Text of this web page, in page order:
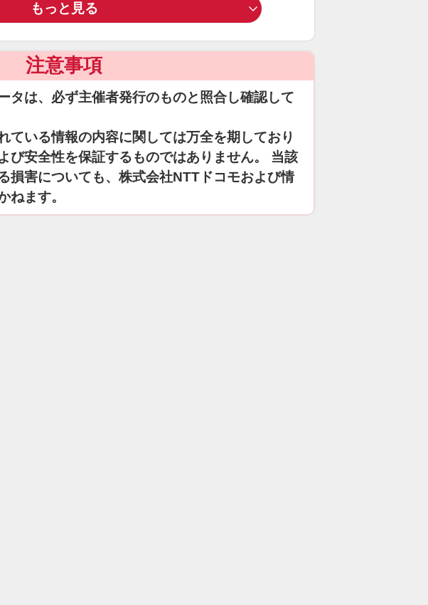
もっと見る
注意事項
タは、必ず主催者発行のものと照合し確認して
ている情報の内容に関しては万全を期しており
び安全性を保証するものではありません。 当該
損害についても、株式会社NTTドコモおよび情
ねます。